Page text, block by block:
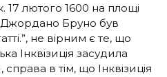
лютого 1600 на площі
Джордано Бруно був
не вірним є те, що
Інквізиція засудила
в тім, що Інквізиція